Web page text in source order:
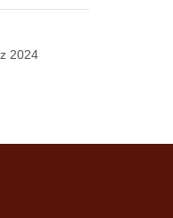
2024